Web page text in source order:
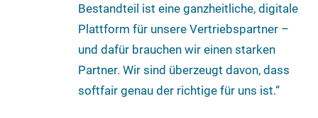
Bestandteil ist eine ganzheitliche, digitale
Plattform für unsere Vertriebspartner –
und dafür brauchen wir einen starken
Partner. Wir sind überzeugt davon, dass
softfair genau der richtige für uns ist.“